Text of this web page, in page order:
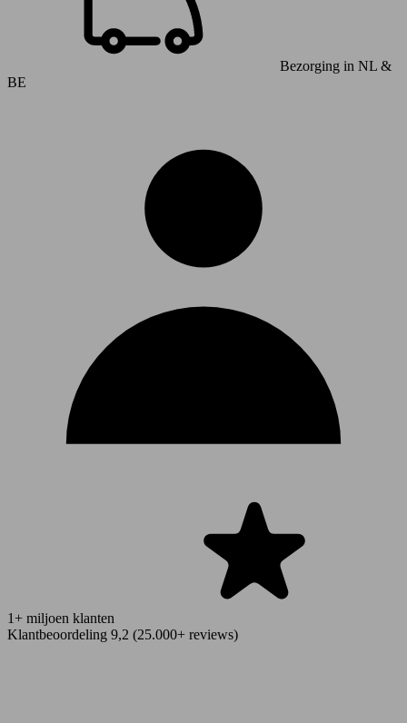
Bezorging in NL &
BE
1+ miljoen klanten
Klantbeoordeling 9,2 (25.000+ reviews)